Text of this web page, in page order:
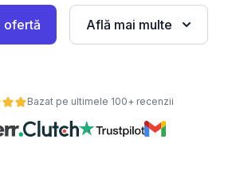
ofertă Află mai multe
Bazat pe ultimele 100+ recenzii